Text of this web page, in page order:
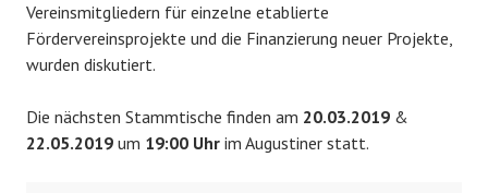
Vereinsmitgliedern für einzelne etablierte
Fördervereinsprojekte und die Finanzierung neuer Projekte,
wurden diskutiert.
Die nächsten Stammtische finden am 20.03.2019 &
22.05.2019 um 19:00 Uhr im Augustiner statt.